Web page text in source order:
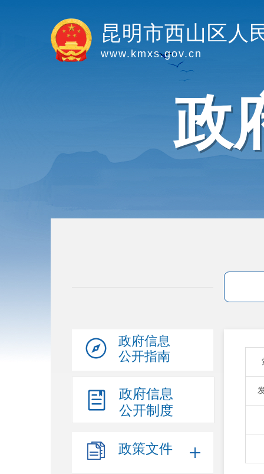
昆明市西山区人
www.kmxs.gov.cn
政
政府信息
公开指南
政府信息
公开制度
政策文件